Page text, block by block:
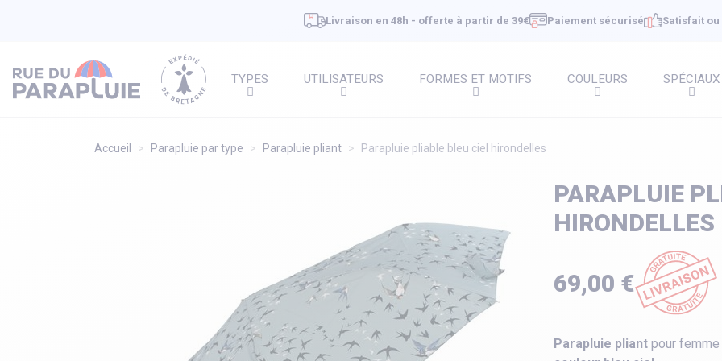
Livraison en 48h - offerte à partir de 39€ Paiement sécurisé Satisfait
TYPES UTILISATEURS FORMES ET MOTIFS COULEURS SPÉCIAUX
Accueil Parapluie par type Parapluie pliant Parapluie pliable bleu ciel hirondelles
PARAPLUIE
HIRONDELLES
69,00 €
Parapluie pliant pour